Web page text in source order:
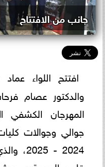
جانب من الافتتاح
افتتح اللواء
والدكتور عصام
المهرجان الكشفي
جوالي وجوالات
2024 -